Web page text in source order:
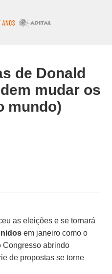
de Donald
mudar os
mundo)
as eleições e se tornará
em janeiro como o
Congresso abrindo
de propostas se torne